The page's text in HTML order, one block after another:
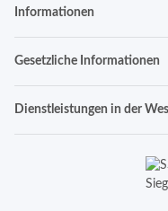
Informationen
Gesetzliche Informationen
Dienstleistungen in der